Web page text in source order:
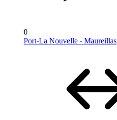
0
Port-La Nouvelle - Maureillas